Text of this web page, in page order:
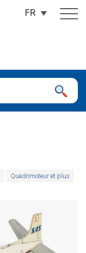
FR
Quadrimoteur et plus